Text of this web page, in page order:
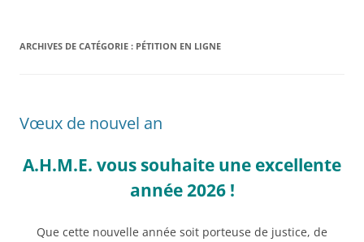
ARCHIVES DE CATÉGORIE : PÉTITION EN LIGNE
Vœux de nouvel an
A.H.M.E. vous souhaite une excellente
année 2026 !
Que cette nouvelle année soit porteuse de justice, de